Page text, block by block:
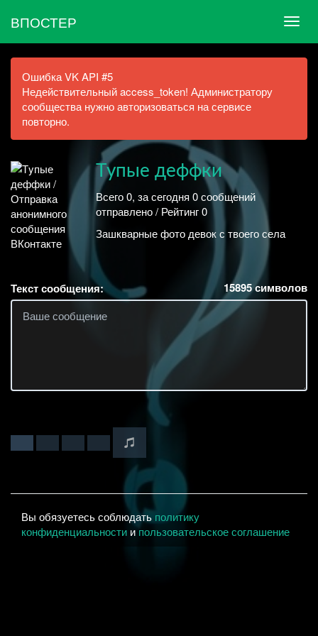
ВПОСТЕР
Ошибка VK API #5
Недействительный access_token! Администратору
сообщества нужно авторизоваться на сервисе
повторно.
Тyпые деффки
Всего 0, за сегодня 0 сообщений
отправлено / Рейтинг 0
Зашкварные фото девок с твоего села
Текст сообщения: 15895символов
Вы обязуетесь соблюдать политику
конфиденциальности ипользовательское соглашение